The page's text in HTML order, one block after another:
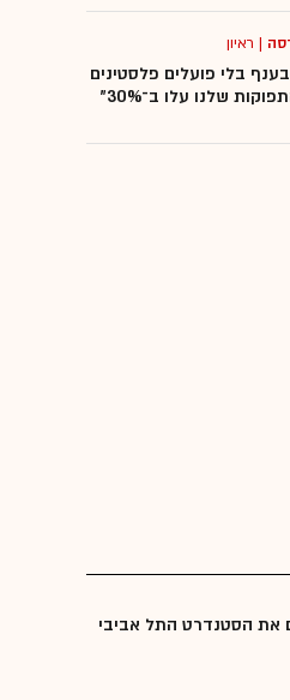
| ראיון
בלי פועלים פלסטינים
שלנו עלו ב־30%"
את הסטנדרט התל אביבי